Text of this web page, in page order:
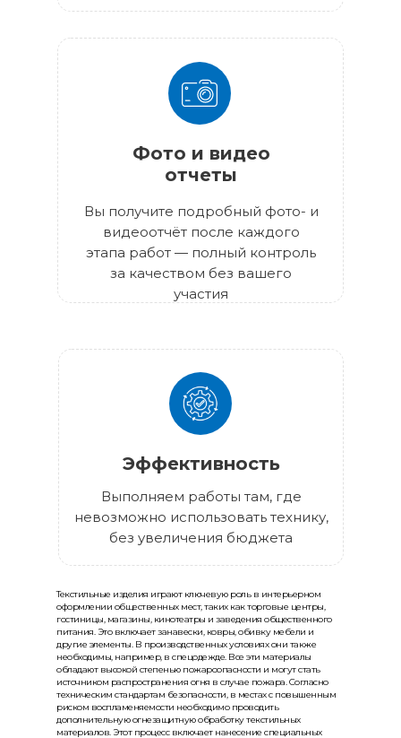
Фото и видео
отчеты
Эффективность
Выполняем работы там, где
невозможно использовать технику,
без увеличения бюджета
Вы получите подробный фото- и
видеоотчёт после каждого
этапа работ — полный контроль
за качеством без вашего
участия
Текстильные изделия играют ключевую роль в интерьерном
оформлении общественных мест, таких как торговые центры,
гостиницы, магазины, кинотеатры и заведения общественного
питания. Это включает занавески, ковры, обивку мебели и
другие элементы. В производственных условиях они также
необходимы, например, в спецодежде. Все эти материалы
обладают высокой степенью пожароопасности и могут стать
источником распространения огня в случае пожара. Согласно
техническим стандартам безопасности, в местах с повышенным
риском воспламеняемости необходимо проводить
дополнительную огнезащитную обработку текстильных
материалов. Этот процесс включает нанесение специальных